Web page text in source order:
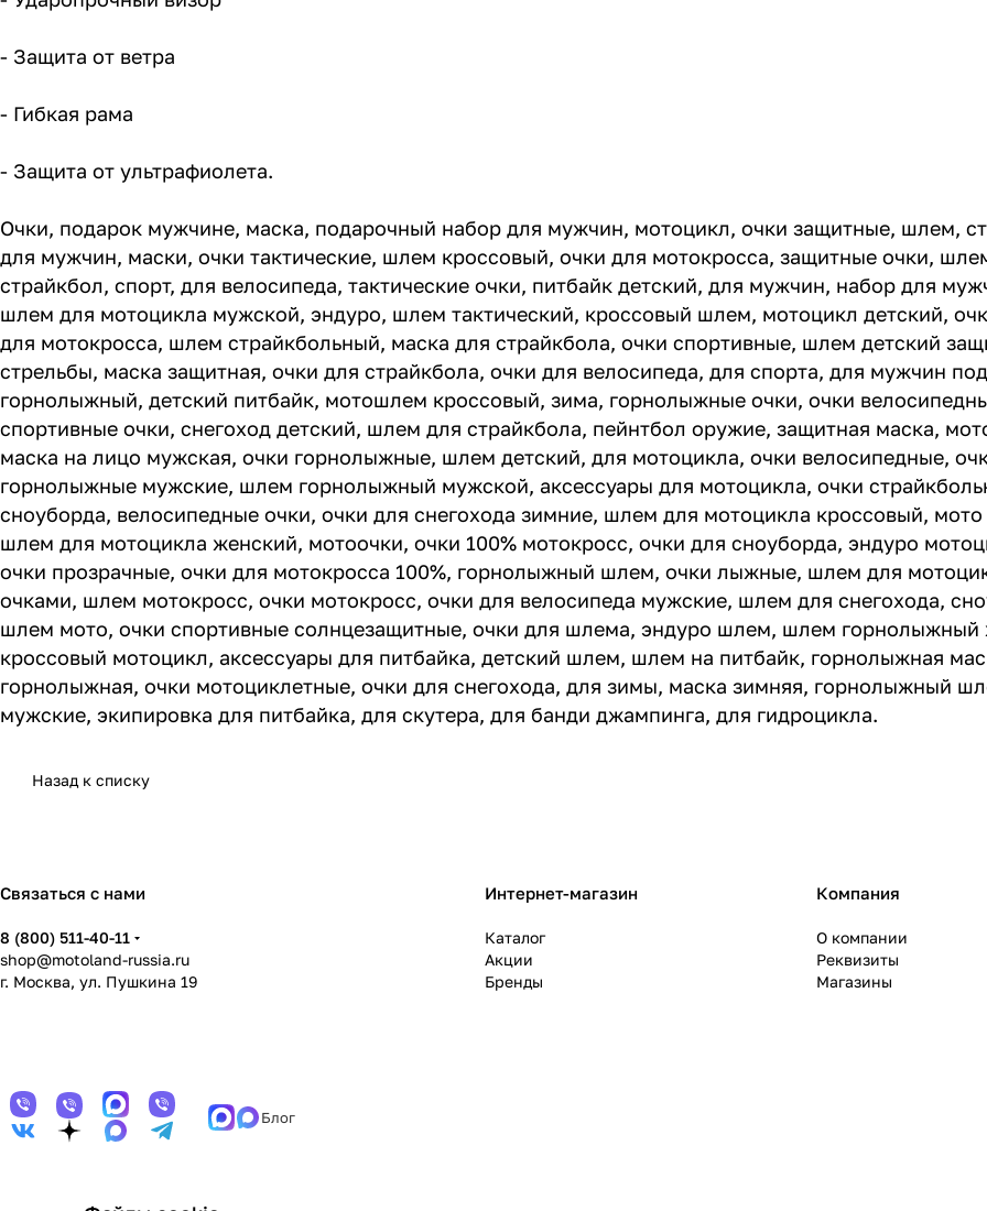
- Защита от ветра
- Гибкая рама
- Защита от ультрафиолета.
Очки, подарок мужчине, маска, подарочный набор для мужчин, мотоцикл, очки защитные, шлем,
для мужчин, маски, очки тактические, шлем кроссовый, очки для мотокросса, защитные очки,
страйкбол, спорт, для велосипеда, тактические очки, питбайк детский, для мужчин, набор для
шлем для мотоцикла мужской, эндуро, шлем тактический, кроссовый шлем, мотоцикл детский,
для мотокросса, шлем страйкбольный, маска для страйкбола, очки спортивные, шлем детский
стрельбы, маска защитная, очки для страйкбола, очки для велосипеда, для спорта, для мужчин
горнолыжный, детский питбайк, мотошлем кроссовый, зима, горнолыжные очки, очки
спортивные очки, снегоход детский, шлем для страйкбола, пейнтбол оружие, защитная маска,
маска на лицо мужская, очки горнолыжные, шлем детский, для мотоцикла, очки велосипедные,
горнолыжные мужские, шлем горнолыжный мужской, аксессуары для мотоцикла, очки
сноуборда, велосипедные очки, очки для снегохода зимние, шлем для мотоцикла кроссовый,
шлем для мотоцикла женский, мотоочки, очки 100% мотокросс, очки для сноуборда, эндуро
очки прозрачные, очки для мотокросса 100%, горнолыжный шлем, очки лыжные, шлем для
очками, шлем мотокросс, очки мотокросс, очки для велосипеда мужские, шлем для снегохода,
шлем мото, очки спортивные солнцезащитные, очки для шлема, эндуро шлем, шлем горнолыжный
кроссовый мотоцикл, аксессуары для питбайка, детский шлем, шлем на питбайк, горнолыжная
горнолыжная, очки мотоциклетные, очки для снегохода, для зимы, маска зимняя, горнолыжный
мужские, экипировка для питбайка, для скутера, для банди джампинга, для гидроцикла.
Назад к списку
Связаться с нами
8 (800) 511-40-11
shop@motoland-russia.ru
г. Москва, ул. Пушкина 19
Интернет-магазин
Каталог
Акции
Бренды
Компания
О компании
Реквизиты
Магазины
Блог